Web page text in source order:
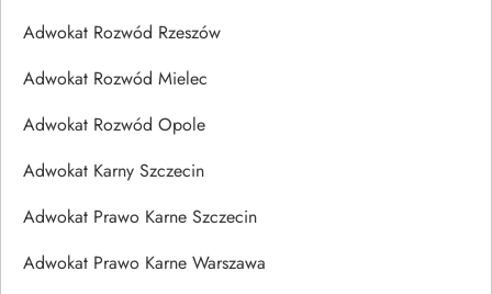
Adwokat Rozwód Rzeszów
Adwokat Rozwód Mielec
Adwokat Rozwód Opole
Adwokat Karny Szczecin
Adwokat Prawo Karne Szczecin
Adwokat Prawo Karne Warszawa